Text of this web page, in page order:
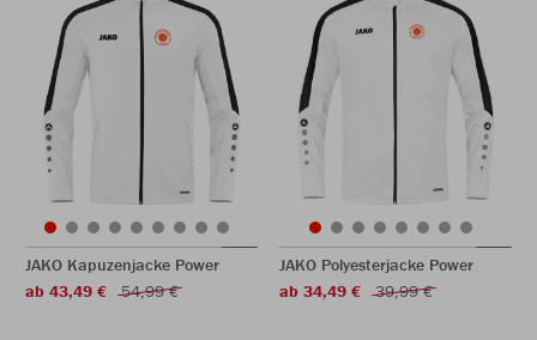
JAKO Kapuzenjacke Power
ab 43,49 €
54,99 €
JAKO Polyesterjacke Power
ab 34,49 €
39,99 €